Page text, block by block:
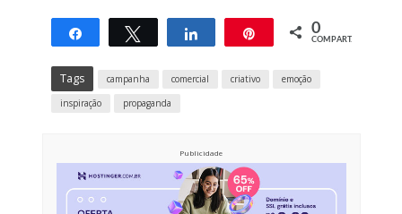
CompartilharTwittar Compartilhar 0
COMPART.
Tags campanha comercial criativo
emoção
inspiração
propaganda
Publicidade